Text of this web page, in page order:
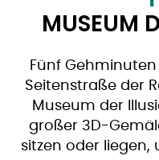
MUSEUM
Fünf
Seitenstraße der
Museum der
großer 3D-
sitzen oder liegen,